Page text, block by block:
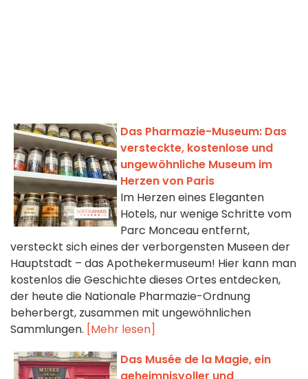
Das Pharmazie-Museum: Das
versteckte, kostenlose und
ungewöhnliche Museum im
Herzen von Paris
Im Herzen eines Eleganten
Hotels, nur wenige Schritte vom
Parc Monceau entfernt,
versteckt sich eines der verborgensten Museen der
Hauptstadt – das Apothekermuseum! Hier kann man
kostenlos die Geschichte dieses Ortes entdecken,
der heute die Nationale Pharmazie-Ordnung
beherbergt, zusammen mit ungewöhnlichen
Sammlungen. [Mehr lesen]
Das Musée de la Magie, ein